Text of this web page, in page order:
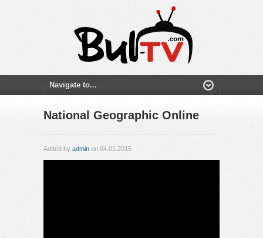
National Geographic Online
Added by admin on 04.01.2015